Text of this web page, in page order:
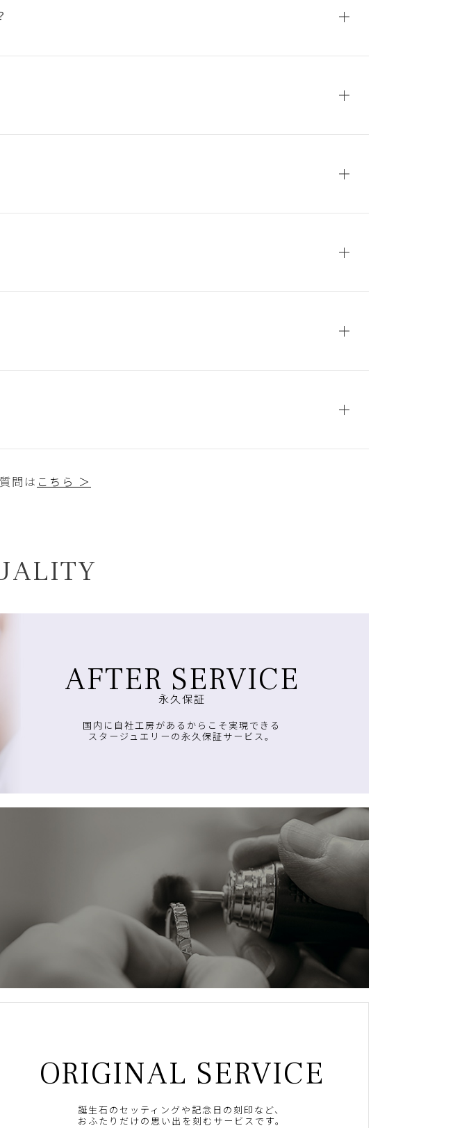
問は こちら ＞
AFTER SERVICE
永久保証
国内に自社工房があるからこそ実現できる
スタージュエリーの永久保証サービス。
ORIGINAL SERVICE
誕生石のセッティングや記念日の刻印など、
おふたりだけの思い出を刻むサービスです。